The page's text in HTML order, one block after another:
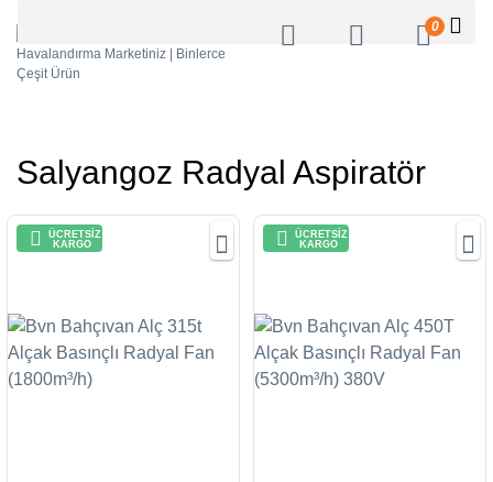
0
Salyangoz Radyal Aspiratör
ÜCRETSİZ
KARGO
ÜCRETSİZ
KARGO